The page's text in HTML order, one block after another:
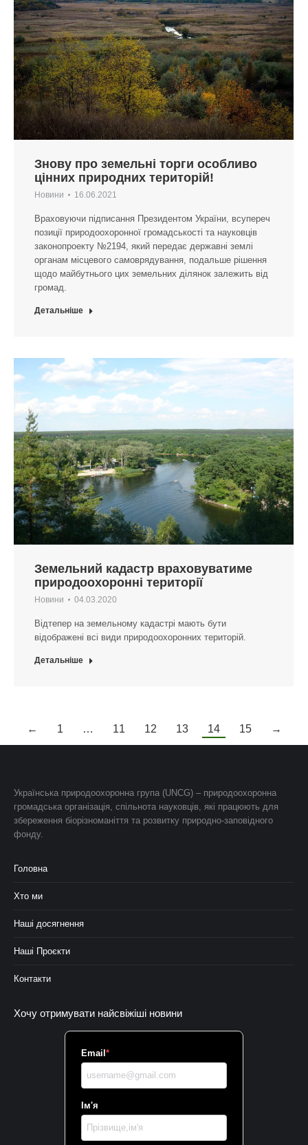
Знову про земельні торги особливо
цінних природних територій!
Новини 16.06.2021
Враховуючи підписання Президентом України, всупереч
позиції природоохоронної громадськості та науковців
законопроекту №2194, який передає державні землі
органам місцевого самоврядування, подальше рішення
щодо майбутнього цих земельних ділянок залежить від
громад.
Детальніше
Земельний кадастр враховуватиме
природоохоронні території
Новини 04.03.2020
Відтепер на земельному кадастрі мають бути
відображені всі види природоохоронних територій.
Детальніше
← 1 … 11 12 13 14 15 →
Українська природоохоронна група (UNCG) – природоохоронна
громадська організація, спільнота науковців, які працюють для
збереження біорізноманіття та розвитку природно-заповідного
фонду.
Головна
Хто ми
Наші досягнення
Наші Проєкти
Контакти
Хочу отримувати найсвіжіші новини
Email*
Ім'я